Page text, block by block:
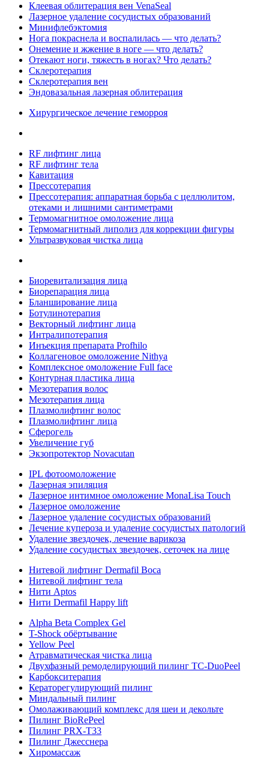
Клеевая облитерация вен VenaSeal
Лазерное удаление сосудистых образований
Минифлебэктомия
Нога покраснела и воспалилась — что делать?
Онемение и жжение в ноге — что делать?
Отекают ноги, тяжесть в ногах? Что делать?
Склеротерапия
Склеротерапия вен
Эндовазальная лазерная облитерация
Хирургическое лечение геморроя
RF лифтинг лица
RF лифтинг тела
Кавитация
Прессотерапия
Прессотерапия: аппаратная борьба с целлюлитом,
отеками и лишними сантиметрами
Термомагнитное омоложение лица
Термомагнитный липолиз для коррекции фигуры
Ультразвуковая чистка лица
Биоревитализация лица
Биорепарация лица
Бланширование лица
Ботулинотерапия
Векторный лифтинг лица
Интралипотерапия
Инъекция препарата Profhilo
Коллагеновое омоложение Nithya
Комплексное омоложение Full face
Контурная пластика лица
Мезотерапия волос
Мезотерапия лица
Плазмолифтинг волос
Плазмолифтинг лица
Сферогель
Увеличение губ
Экзопротектор Novacutan
IPL фотоомоложение
Лазерная эпиляция
Лазерное интимное омоложение MonaLisa Touch
Лазерное омоложение
Лазерное удаление сосудистых образований
Лечение купероза и удаление сосудистых патологий
Удаление звездочек, лечение варикоза
Удаление сосудистых звездочек, сеточек на лице
Нитевой лифтинг Dermafil Boca
Нитевой лифтинг тела
Нити Aptos
Нити Dermafil Happy lift
Alpha Beta Complex Gel
T-Shock обёртывание
Yellow Peel
Атравматическая чистка лица
Двухфазный ремоделирующий пилинг TC-DuoPeel
Карбокситерапия
Кераторегулирующий пилинг
Миндальный пилинг
Омолаживающий комплекс для шеи и декольте
Пилинг BioRePeel
Пилинг PRX-T33
Пилинг Джесснера
Хиромассаж